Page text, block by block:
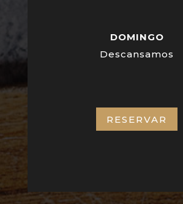
DOMINGO
Descansamos
RESERVAR